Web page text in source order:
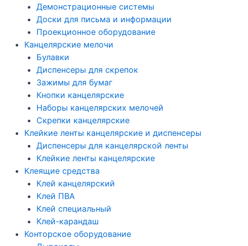
Демонстрационные системы
Доски для письма и информации
Проекционное оборудование
Канцелярские мелочи
Булавки
Диспенсеры для скрепок
Зажимы для бумаг
Кнопки канцелярские
Наборы канцелярских мелочей
Скрепки канцелярские
Клейкие ленты канцелярские и диспенсеры
Диспенсеры для канцелярской ленты
Клейкие ленты канцелярские
Клеящие средства
Клей канцелярский
Клей ПВА
Клей специальный
Клей-карандаш
Конторское оборудование